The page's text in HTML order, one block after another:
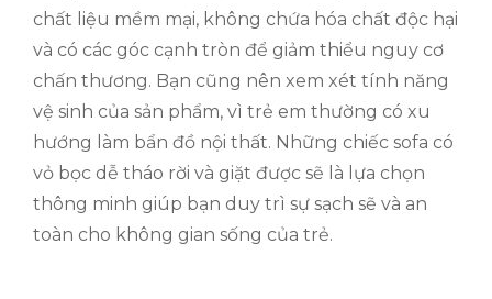
chất liệu mềm mại, không chứa hóa chất độc hại
và có các góc cạnh tròn để giảm thiểu nguy cơ
chấn thương. Bạn cũng nên xem xét tính năng
vệ sinh của sản phẩm, vì trẻ em thường có xu
hướng làm bẩn đồ nội thất. Những chiếc sofa có
vỏ bọc dễ tháo rời và giặt được sẽ là lựa chọn
thông minh giúp bạn duy trì sự sạch sẽ và an
toàn cho không gian sống của trẻ.